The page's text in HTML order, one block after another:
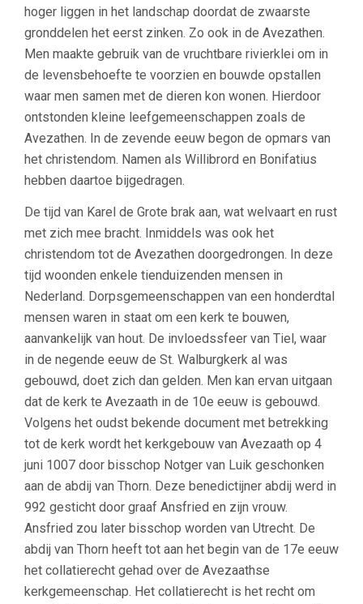
hoger liggen in het landschap doordat de zwaarste
gronddelen het eerst zinken. Zo ook in de Avezathen.
Men maakte gebruik van de vruchtbare rivierklei om in
de levensbehoefte te voorzien en bouwde opstallen
waar men samen met de dieren kon wonen. Hierdoor
ontstonden kleine leefgemeenschappen zoals de
Avezathen. In de zevende eeuw begon de opmars van
het christendom. Namen als Willibrord en Bonifatius
hebben daartoe bijgedragen.
De tijd van Karel de Grote brak aan, wat welvaart en rust
met zich mee bracht. Inmiddels was ook het
christendom tot de Avezathen doorgedrongen. In deze
tijd woonden enkele tienduizenden mensen in
Nederland. Dorpsgemeenschappen van een honderdtal
mensen waren in staat om een kerk te bouwen,
aanvankelijk van hout. De invloedssfeer van Tiel, waar
in de negende eeuw de St. Walburgkerk al was
gebouwd, doet zich dan gelden. Men kan ervan uitgaan
dat de kerk te Avezaath in de 10e eeuw is gebouwd.
Volgens het oudst bekende document met betrekking
tot de kerk wordt het kerkgebouw van Avezaath op 4
juni 1007 door bisschop Notger van Luik geschonken
aan de abdij van Thorn. Deze benedictijner abdij werd in
992 gesticht door graaf Ansfried en zijn vrouw.
Ansfried zou later bisschop worden van Utrecht. De
abdij van Thorn heeft tot aan het begin van de 17e eeuw
het collatierecht gehad over de Avezaathse
kerkgemeenschap. Het collatierecht is het recht om